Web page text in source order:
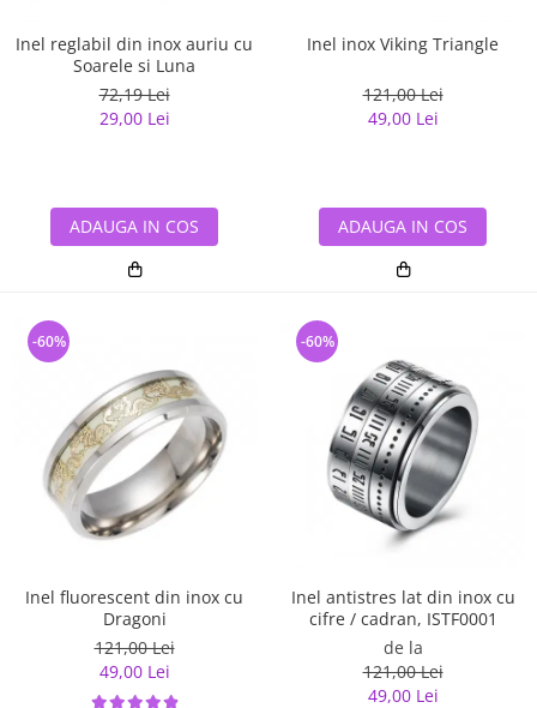
Inel reglabil din inox auriu cu
Soarele si Luna
72,19 Lei
29,00 Lei
ADAUGA IN COS
Inel inox Viking Triangle
121,00 Lei
49,00 Lei
ADAUGA IN COS
Inel fluorescent din inox cu
Dragoni
121,00 Lei
49,00 Lei
-60%
Inel antistres lat din inox cu
cifre / cadran, ISTF0001
de la
121,00 Lei
49,00 Lei
-60%